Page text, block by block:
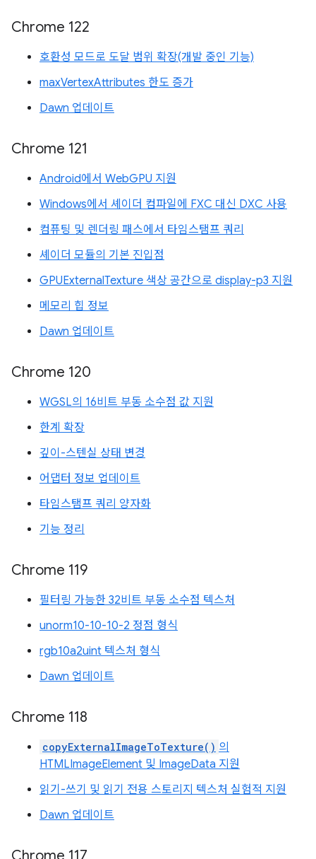
Chrome 122
호환성 모드로 도달 범위 확장(개발 중인 기능)
maxVertexAttributes 한도 증가
Dawn 업데이트
Chrome 121
Android에서 WebGPU 지원
Windows에서 셰이더 컴파일에 FXC 대신 DXC 사용
컴퓨팅 및 렌더링 패스에서 타임스탬프 쿼리
셰이더 모듈의 기본 진입점
GPUExternalTexture 색상 공간으로 display-p3 지원
메모리 힙 정보
Dawn 업데이트
Chrome 120
WGSL의 16비트 부동 소수점 값 지원
한계 확장
깊이-스텐실 상태 변경
어댑터 정보 업데이트
타임스탬프 쿼리 양자화
기능 정리
Chrome 119
필터링 가능한 32비트 부동 소수점 텍스처
unorm10-10-10-2 정점 형식
rgb10a2uint 텍스처 형식
Dawn 업데이트
Chrome 118
copyExternalImageToTexture() 의
HTMLImageElement 및 ImageData 지원
읽기-쓰기 및 읽기 전용 스토리지 텍스처 실험적 지원
Dawn 업데이트